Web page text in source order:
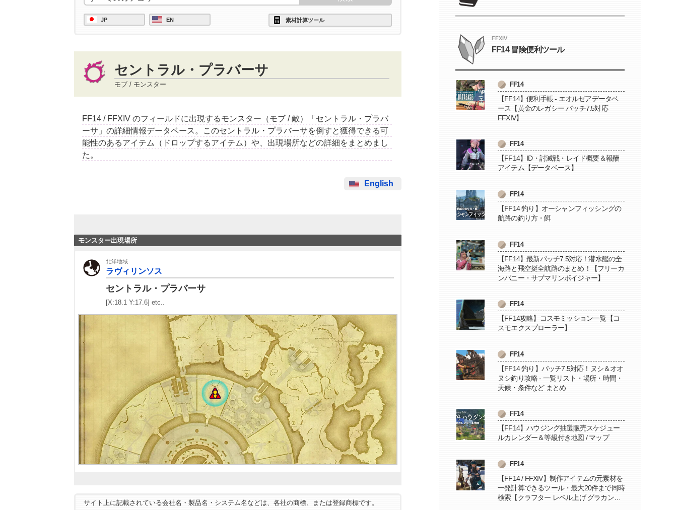
JP EN 素材計算ツール
セントラル・プラバーサ
モブ / モンスター
FF14 / FFXIV のフィールドに出現するモンスター（モブ / 敵）「セントラル・プラバ
ーサ」の詳細情報データベース。このセントラル・プラバーサを倒すと獲得できる可
能性のあるアイテム（ドロップするアイテム）や、出現場所などの詳細をまとめまし
た。
English
モンスター出現場所
北洋地域
ラヴィリンソス
セントラル・プラバーサ
[X:18.1 Y:17.6] etc..
サイト上に記載されている会社名・製品名・システム名などは、各社の商標、または登録商標です。
FFXIV
FF14 冒険便利ツール
FF14
【FF14】便利手帳 - エオルゼアデータベ
ース【黄金のレガシー パッチ7.5対応
FFXIV】
FF14
【FF14】ID・討滅戦・レイド概要＆報酬
アイテム【データベース】
FF14
【FF14 釣り】オーシャンフィッシングの
航路の釣り方・餌
FF14
【FF14】最新パッチ7.5対応！潜水艦の全
海路と飛空挺全航路のまとめ！【フリーカ
ンパニー・サブマリンボイジャー】
FF14
【FF14攻略】コスモミッション一覧【コ
スモエクスプローラー】
FF14
【FF14 釣り】パッチ7.5対応！ヌシ＆オオ
ヌシ釣り攻略 - 一覧リスト・場所・時間・
天候・条件など まとめ
FF14
【FF14】ハウジング抽選販売スケジュー
ルカレンダー＆等級付き地図 / マップ
FF14
【FF14 / FFXIV】制作アイテムの元素材を
一発計算できるツール・最大20件まで同時
検索【クラフター レベル上げ グラカン納